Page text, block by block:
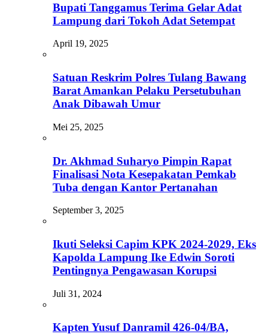
Bupati Tanggamus Terima Gelar Adat
Lampung dari Tokoh Adat Setempat
April 19, 2025
Satuan Reskrim Polres Tulang Bawang
Barat Amankan Pelaku Persetubuhan
Anak Dibawah Umur
Mei 25, 2025
Dr. Akhmad Suharyo Pimpin Rapat
Finalisasi Nota Kesepakatan Pemkab
Tuba dengan Kantor Pertanahan
September 3, 2025
Ikuti Seleksi Capim KPK 2024-2029, Eks
Kapolda Lampung Ike Edwin Soroti
Pentingnya Pengawasan Korupsi
Juli 31, 2024
Kapten Yusuf Danramil 426-04/BA,